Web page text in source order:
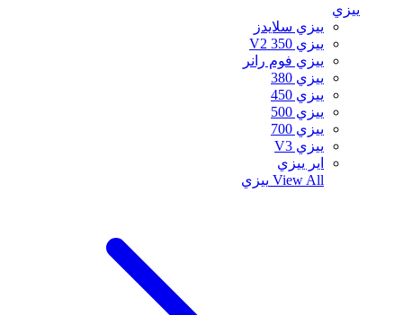
ييزي
ييزي سلايدز
ييزي 350 V2
ييزي فوم رانر
ييزي 380
ييزي 450
ييزي 500
ييزي 700
ييزي V3
اير ييزي
View All ييزي